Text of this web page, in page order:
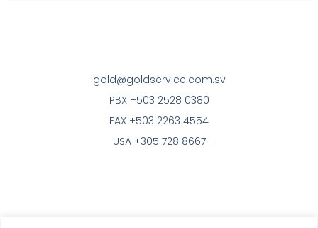
gold@goldservice.com.sv
PBX +503 2528 0380
FAX +503 2263 4554
USA +305 728 8667